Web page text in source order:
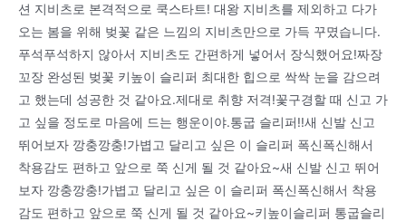
션 지비츠로 본격적으로 쿡스타트! 대왕 지비츠를 제외하고 다가
오는 봄을 위해 벚꽃 같은 느낌의 지비츠만으로 가득 꾸몄습니다.
푸석푸석하지 않아서 지비츠도 간편하게 넣어서 장식했어요!짜장
꼬장 완성된 벚꽃 키높이 슬리퍼 최대한 힙으로 싹싹 눈을 감으려
고 했는데 성공한 것 같아요.제대로 취향 저격!꽃구경할 때 신고 가
고 싶을 정도로 마음에 드는 행운이야.통굽 슬리퍼!!새 신발 신고
뛰어보자 깡충깡충!가볍고 달리고 싶은 이 슬리퍼 폭신폭신해서
착용감도 편하고 앞으로 쭉 신게 될 것 같아요~새 신발 신고 뛰어
보자 깡충깡충!가볍고 달리고 싶은 이 슬리퍼 폭신폭신해서 착용
감도 편하고 앞으로 쭉 신게 될 것 같아요~키높이슬리퍼 통굽슬리